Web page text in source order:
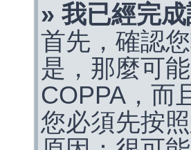
» 我已經完
首先，確認
是，那麼可
COPPA，而
您必須先按